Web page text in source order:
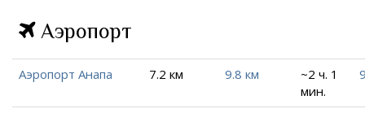
Аэропорт
Аэропорт Анапа 7.2 км 9.8 км
~2 ч. 1
мин.